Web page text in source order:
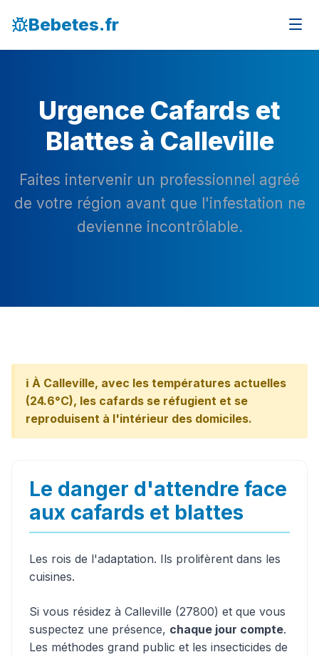
Bebetes.fr
Urgence Cafards et
Blattes à Calleville
Faites intervenir un professionnel agréé
de votre région avant que l'infestation ne
devienne incontrôlable.
ℹ️ À Calleville, avec les températures actuelles
(24.6°C), les cafards se réfugient et se
reproduisent à l'intérieur des domiciles.
Le danger d'attendre face
aux cafards et blattes
Les rois de l'adaptation. Ils prolifèrent dans les
cuisines.
Si vous résidez à Calleville (27800) et que vous
suspectez une présence, chaque jour compte.
Les méthodes grand public et les insecticides de